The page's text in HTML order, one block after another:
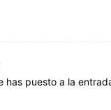
puesto a la